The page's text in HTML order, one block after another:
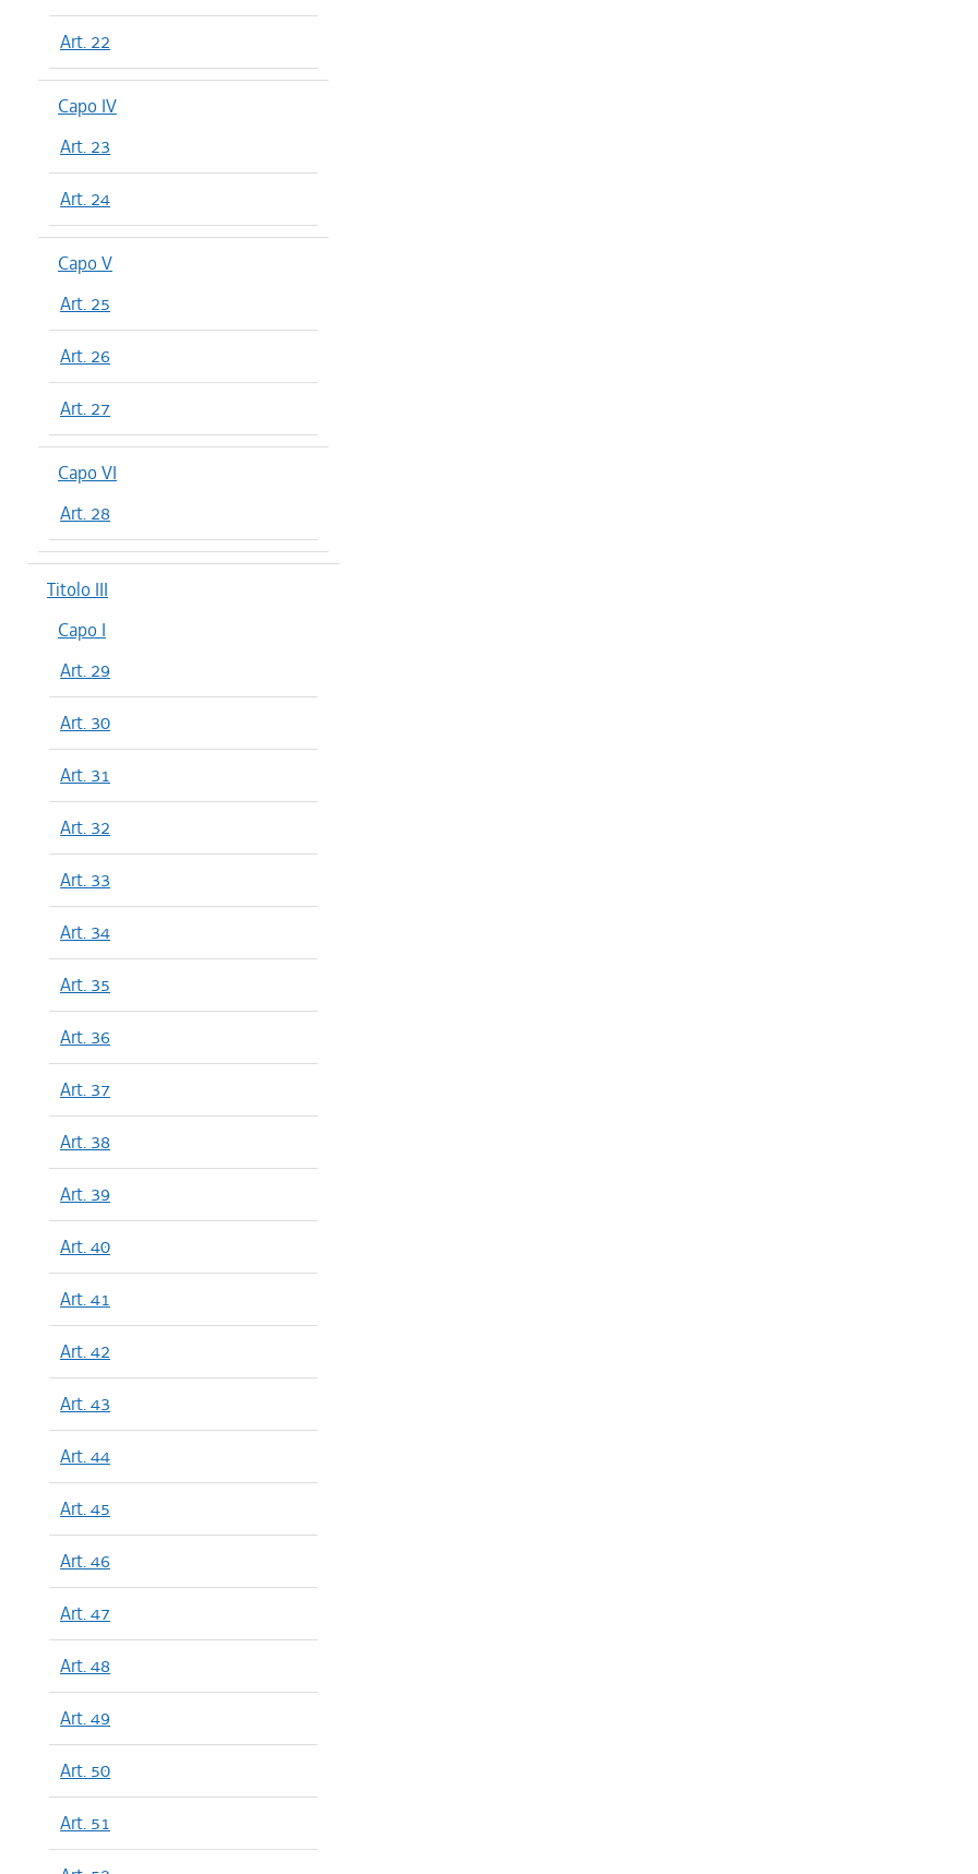
Art. 22
Capo IV
Art. 23
Art. 24
Capo V
Art. 25
Art. 26
Art. 27
Capo VI
Art. 28
Titolo III
Capo I
Art. 29
Art. 30
Art. 31
Art. 32
Art. 33
Art. 34
Art. 35
Art. 36
Art. 37
Art. 38
Art. 39
Art. 40
Art. 41
Art. 42
Art. 43
Art. 44
Art. 45
Art. 46
Art. 47
Art. 48
Art. 49
Art. 50
Art. 51